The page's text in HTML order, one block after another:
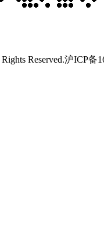
Reserved.沪ICP备